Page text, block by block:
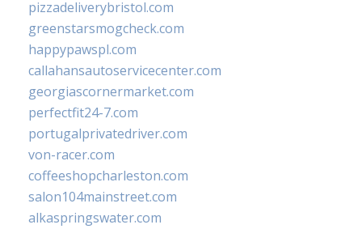
pizzadeliverybristol.com
greenstarsmogcheck.com
happypawspl.com
callahansautoservicecenter.com
georgiascornermarket.com
perfectfit24-7.com
portugalprivatedriver.com
von-racer.com
coffeeshopcharleston.com
salon104mainstreet.com
alkaspringswater.com